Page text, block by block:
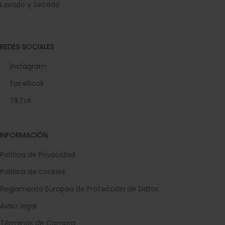
Lavado y Secado
REDES SOCIALES
Instagram
Facebook
TikTok
INFORMACIÓN
Política de Privacidad
Política de cookies
Reglamento Europeo de Protección de Datos
Aviso legal